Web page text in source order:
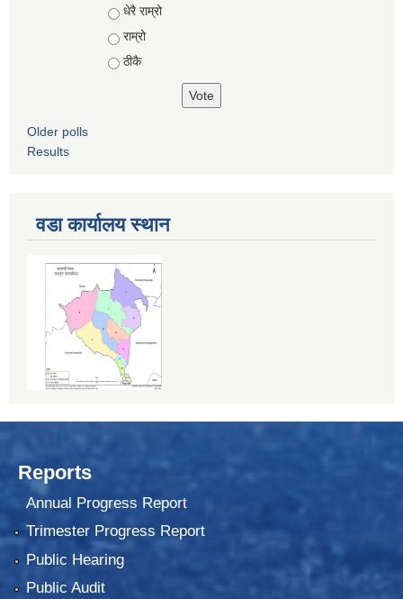
Choices
धेरै राम्रो
राम्रो
ठीकै
Older polls
Results
वडा कार्यालय स्थान
Reports
Annual Progress Report
Trimester Progress Report
Public Hearing
Public Audit